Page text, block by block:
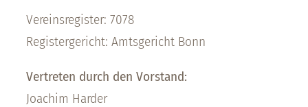
Vereinsregister: 7078
Registergericht: Amtsgericht Bonn
Vertreten durch den Vorstand:
Joachim Harder